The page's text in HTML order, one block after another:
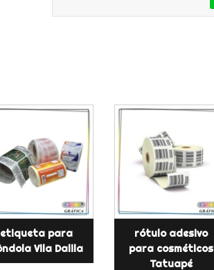
etiqueta para
Vila Dalila
rótulo adesivo
para cosméticos
Tatuapé